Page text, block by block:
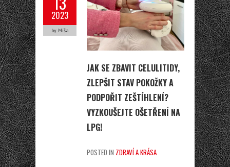
2023
by Míša
JAK SE ZBAVIT CELULITIDY,
ZLEPŠIT STAV POKOŽKY A
PODPOŘIT ZEŠTÍHLENÍ?
VYZKOUŠEJTE OŠETŘENÍ NA
LPG!
POSTED IN ZDRAVÍ A KRÁSA